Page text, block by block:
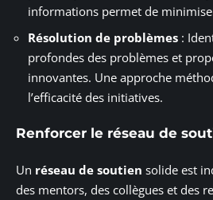
informations permet de
Résolution de problèmes :
profondes des problèmes et
innovantes. Une approche
l’efficacité des initiatives.
Renforcer le réseau de
Un réseau de soutien solide est
des mentors, des collègues et des